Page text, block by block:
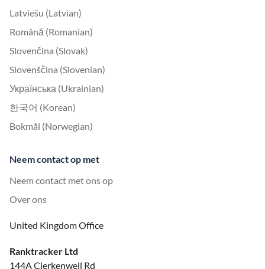
Latviešu (Latvian)
Română (Romanian)
Slovenčina (Slovak)
Slovenščina (Slovenian)
Українська (Ukrainian)
한국어 (Korean)
Bokmål (Norwegian)
Neem contact op met
Neem contact met ons op
Over ons
United Kingdom Office
Ranktracker Ltd
144A Clerkenwell Rd